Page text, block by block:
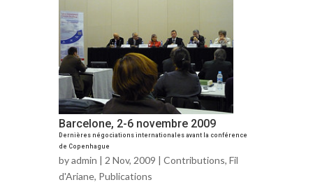
Barcelone, 2-6 novembre 2009
Dernières négociations internationales avant la conférence
de Copenhague
byadmin | 2 Nov, 2009 | Contributions, Fil
d'Ariane, Publications